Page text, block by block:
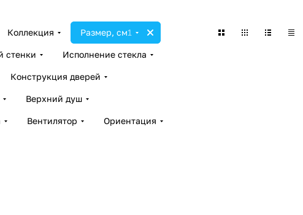
Коллекция Размер, см1
стенки Исполнение стекла
Конструкция дверей
Верхний душ
Вентилятор
Ориентация